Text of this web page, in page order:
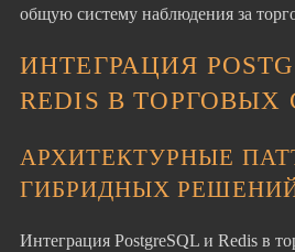
общую систему наблюдения за
ИНТЕГРАЦИЯ
REDIS В
АРХИТЕКТУРНЫЕ
ГИБРИДНЫХ
Интеграция PostgreSQL и Redis в